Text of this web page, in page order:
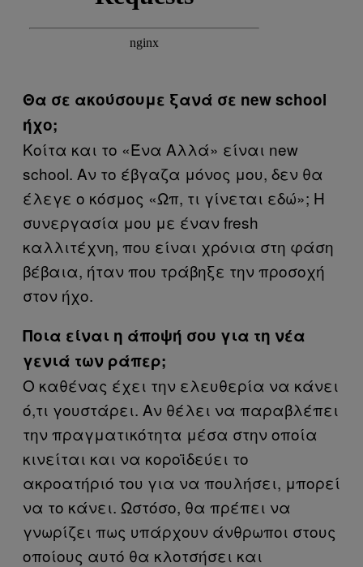
Θα σε ακούσουμε ξανά σε new school
ήχο;
Κοίτα και το «Ένα Αλλά» είναι new
school. Αν το έβγαζα μόνος μου, δεν θα
έλεγε ο κόσμος «Ωπ, τι γίνεται εδώ»; Η
συνεργασία μου με έναν fresh
καλλιτέχνη, που είναι χρόνια στη φάση
βέβαια, ήταν που τράβηξε την προσοχή
στον ήχο.
Ποια είναι η άποψή σου για τη νέα
γενιά των ράπερ;
Ο καθένας έχει την ελευθερία να κάνει
ό,τι γουστάρει. Αν θέλει να παραβλέπει
την πραγματικότητα μέσα στην οποία
κινείται και να κοροϊδεύει το
ακροατήριό του για να πουλήσει, μπορεί
να το κάνει. Ωστόσο, θα πρέπει να
γνωρίζει πως υπάρχουν άνθρωποι στους
οποίους αυτό θα κλοτσήσει και